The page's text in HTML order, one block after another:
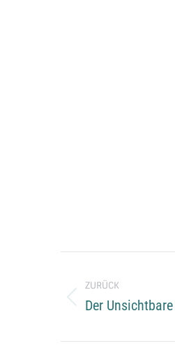
navigation
ZURÜCK
Previous
Der